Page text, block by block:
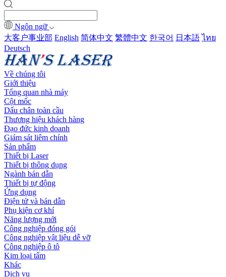
Ngôn ngữ
大客户事业部 English 简体中文 繁體中文 한국어 日本語 ไทย
Deutsch
Về chúng tôi
Giới thiệu
Tổng quan nhà máy
Cột mốc
Dấu chân toàn cầu
Thương hiệu khách hàng
Đạo đức kinh doanh
Giám sát liêm chính
Sản phẩm
Thiết bị Laser
Thiết bị thông dụng
Ngành bán dẫn
Thiết bị tự động
Ứng dụng
Điện tử và bán dẫn
Phụ kiện cơ khí
Năng lượng mới
Công nghiệp đóng gói
Công nghiệp vật liệu dễ vỡ
Công nghiệp ô tô
Kim loại tấm
Khác
Dịch vụ